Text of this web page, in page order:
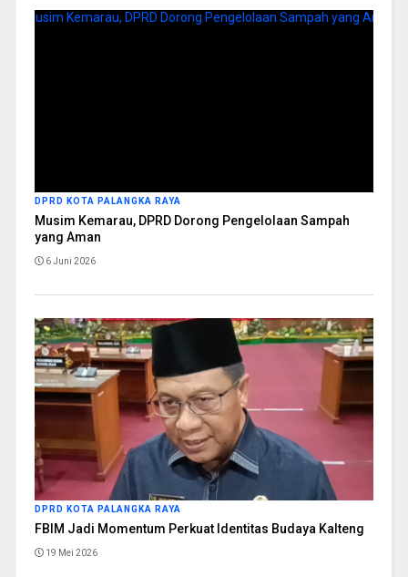
DPRD KOTA PALANGKA RAYA
Musim Kemarau, DPRD Dorong Pengelolaan Sampah
yang Aman
6 Juni 2026
DPRD KOTA PALANGKA RAYA
FBIM Jadi Momentum Perkuat Identitas Budaya Kalteng
19 Mei 2026